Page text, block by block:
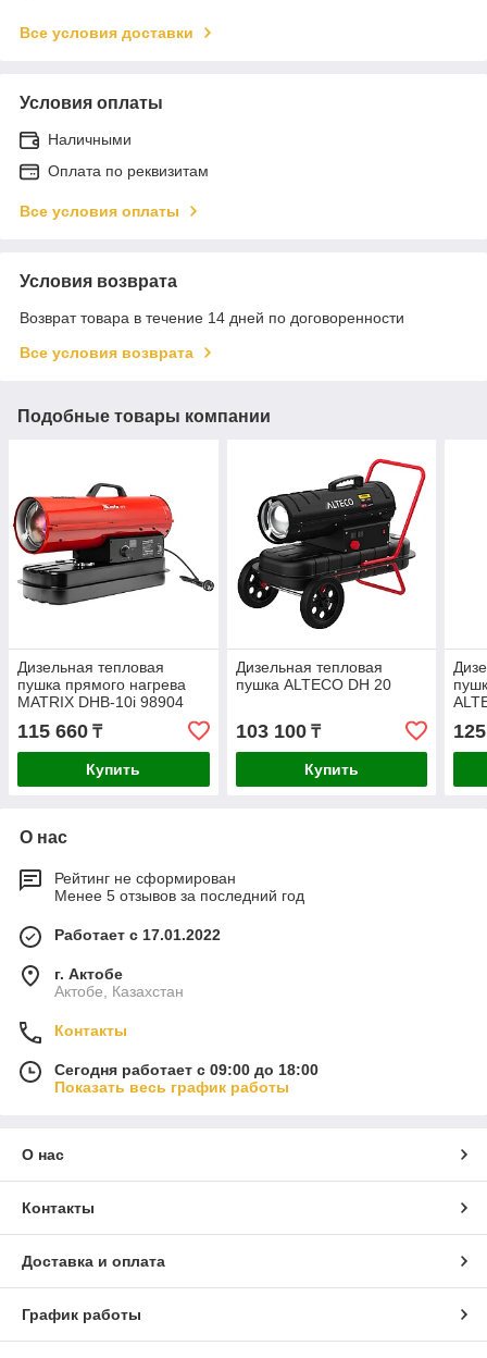
Все условия доставки
Условия оплаты
Наличными
Оплата по реквизитам
Все условия оплаты
Условия возврата
Возврат товара в течение 14 дней по договоренности
Все условия возврата
Подобные товары компании
Дизельная тепловая
пушка прямого нагрева
MATRIX DHB-10i 98904
115 660 ₸
Купить
Дизельная тепловая
пушка ALTECO DH 20
103 100₸
Купить
О нас
Рейтинг не сформирован
Менее 5 отзывов за последний год
Работает с 17.01.2022
г. Актобе
Актобе, Казахстан
Контакты
Сегодня работает с 09:00 до 18:00
Показать весь график работы
О нас
Контакты
Доставка и оплата
График работы